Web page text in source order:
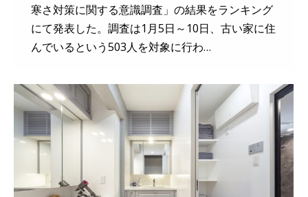
寒さ対策に関する意識調査」の結果をランキング
にて発表した。調査は1月5日～10日、古い家に住
んでいるという503人を対象に行わ…